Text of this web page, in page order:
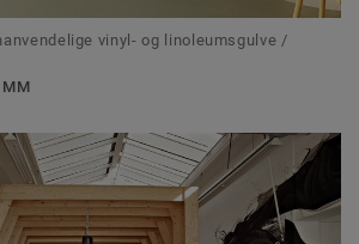
vinyl- og linoleumsgulve /
MM